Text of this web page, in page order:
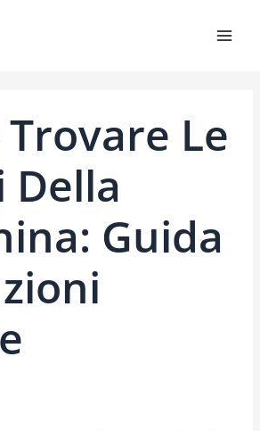
Le
Della
Guida